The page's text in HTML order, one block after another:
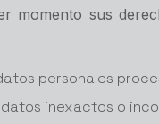
momento sus
personales
inexactos o